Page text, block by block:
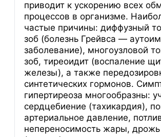
приводит к ускорению всех
процессов в организме.
частые причины: диффузный
зоб (болезнь Грейвса —
заболевание), многоузловой
зоб, тиреоидит (воспаление
железы), а также
синтетических гормонов.
гипертиреоза многообразны:
сердцебиение (тахикардия),
артериальное давление,
непереносимость жары, дрожь